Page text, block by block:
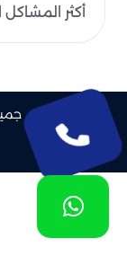
أكثر المشاكل